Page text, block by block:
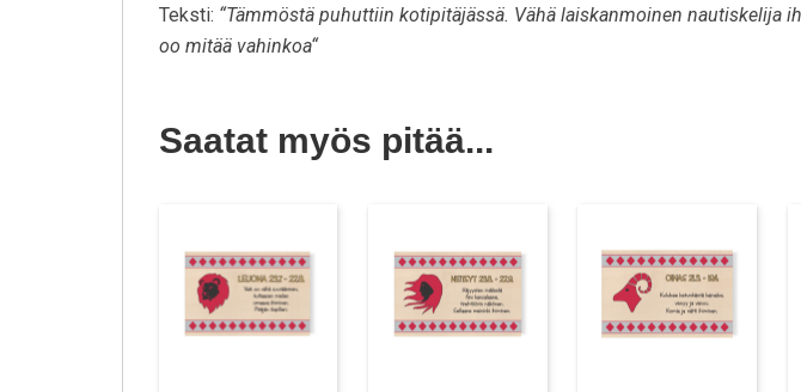
Teksti: “Tämmöstä puhuttiin kotipitäjässä. Vähä laiskanmoinen nautiskelija
oo mitää vahinkoa“
Saatat myös pitää...